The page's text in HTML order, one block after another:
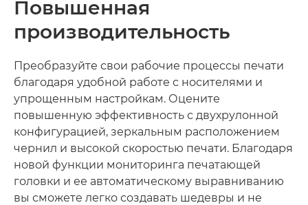
Повышенная
производительность
Преобразуйте свои рабочие процессы печати
благодаря удобной работе с носителями и
упрощенным настройкам. Оцените
повышенную эффективность с двухрулонной
конфигурацией, зеркальным расположением
чернил и высокой скоростью печати. Благодаря
новой функции мониторинга печатающей
головки и ее автоматическому выравниванию
вы сможете легко создавать шедевры и не